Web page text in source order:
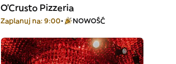
O'Crusto Pizzeria
Zaplanuj na: 9:00 NOWOŚĆ